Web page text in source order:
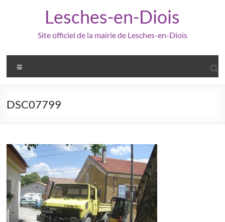
Lesches-en-Diois
Site officiel de la mairie de Lesches-en-Diois
DSC07799